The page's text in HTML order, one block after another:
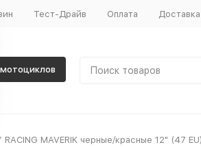
Тест-Драйв Оплата Доставка
мотоциклов
MAVERIK черные/красные 12" (47